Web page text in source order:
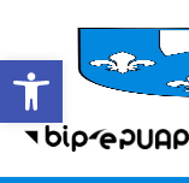
Open toolbar